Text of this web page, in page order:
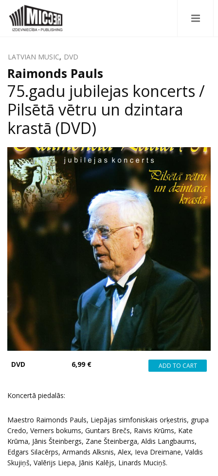
LATVIAN MUSIC, DVD
Raimonds Pauls
75.gadu jubilejas koncerts /
Pilsētā vētru un dzintara
krastā (DVD)
DVD 6,99 €
Koncertā piedalās:
Maestro Raimonds Pauls, Liepājas simfoniskais orķestris, grupa
Credo, Verners bokums, Guntars Brečs, Raivis Krūms, Kate
Krūma, Jānis Šteinbergs, Zane Šteinberga, Aldis Langbaums,
Edgars Silacērps, Armands Alksnis, Alex, Ieva Dreimane, Valdis
Skujiņš, Valērijs Liepa, Jānis Kalējs, Linards Muciņš.